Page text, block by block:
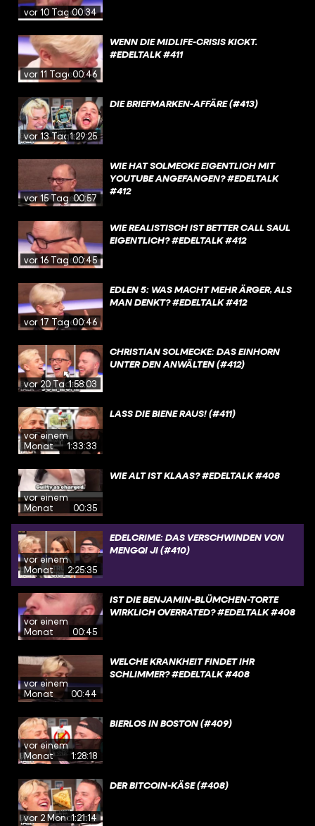
vor 10 Tagen00:34
vor 11 Tagen00:46
WENN DIE MIDLIFE-CRISIS KICKT.
#EDELTALK #411
vor 13 Tagen1:29:25
DIE BRIEFMARKEN-AFFÄRE (#413)
vor 15 Tagen00:57
WIE HAT SOLMECKE EIGENTLICH MIT
YOUTUBE ANGEFANGEN? #EDELTALK
#412
vor 16 Tagen00:45
WIE REALISTISCH IST BETTER CALL SAUL
EIGENTLICH? #EDELTALK #412
vor 17 Tagen00:46
EDLEN 5: WAS MACHT MEHR ÄRGER, ALS
MAN DENKT? #EDELTALK #412
vor 20 Tagen1:58:03
CHRISTIAN SOLMECKE: DAS EINHORN
UNTER DEN ANWÄLTEN (#412)
vor einem
Monat
1:33:33
LASS DIE BIENE RAUS! (#411)
vor einem
Monat
00:35
WIE ALT IST KLAAS? #EDELTALK #408
vor einem
Monat
2:25:35
EDELCRIME: DAS VERSCHWINDEN VON
MENGQI JI (#410)
vor einem
Monat
00:45
IST DIE BENJAMIN-BLÜMCHEN-TORTE
WIRKLICH OVERRATED? #EDELTALK #408
vor einem
Monat
00:44
WELCHE KRANKHEIT FINDET IHR
SCHLIMMER? #EDELTALK #408
vor einem
Monat
1:28:18
BIERLOS IN BOSTON (#409)
vor 2 Monaten
1:21:14
DER BITCOIN-KÄSE (#408)